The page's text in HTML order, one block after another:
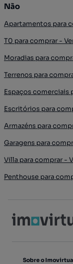
Não
Apartamentos para
T0 para comprar -
Moradias para
Terrenos para
Espaços comerciais
Escritórios para
Armazéns para
Garagens para
Villa para comprar -
Penthouse para
Sobre o